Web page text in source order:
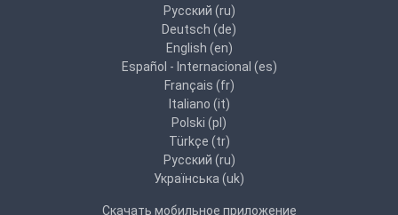
Русский ‎(ru)‎
Deutsch ‎(de)‎
English ‎(en)‎
Español - Internacional ‎(es)‎
Français ‎(fr)‎
Italiano ‎(it)‎
Polski ‎(pl)‎
Türkçe ‎(tr)‎
Русский ‎(ru)‎
Українська ‎(uk)‎
Скачать мобильное приложение